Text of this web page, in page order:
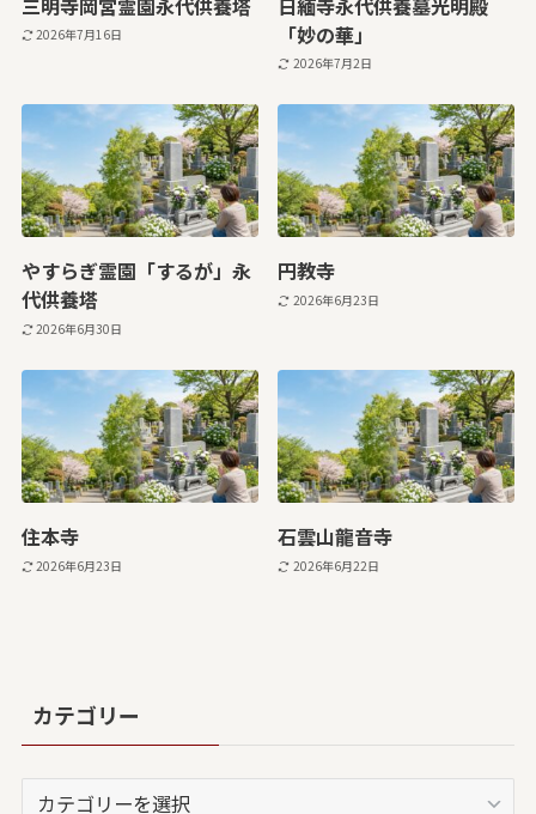
2026年7月16日
「妙の華」
2026年7月2日
やすらぎ霊園「するが」永
代供養塔
2026年6月30日
円教寺
2026年6月23日
住本寺
2026年6月23日
石雲山龍音寺
2026年6月22日
カテゴリー